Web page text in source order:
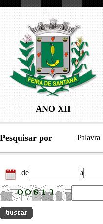
ANO XII
Pesquisar por Palavra
de a